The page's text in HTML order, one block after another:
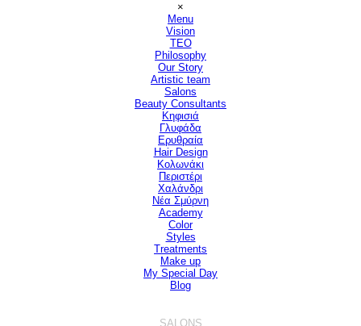
×
Menu
Vision
TEO
Philosophy
Our Story
Artistic team
Salons
Beauty Consultants
Κηφισιά
Γλυφάδα
Ερυθραία
Hair Design▼
Κολωνάκι
Περιστέρι
Χαλάνδρι
Νέα Σμύρνη
Academy
Color
Styles
Treatments
Make up
My Special Day
Blog
SALONS